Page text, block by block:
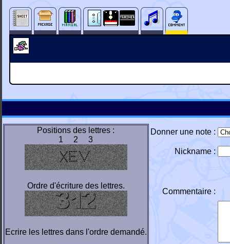
Positions des lettres :
1 2 3
Ordre d'écriture des lettres.
Ecrire les lettres dans l'ordre demandé.
Donner une note :
Nickname :
Commentaire :